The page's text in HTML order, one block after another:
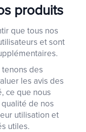
produits
que tous nos
et sont
des
les avis des
ce que nous
de nos
utilisation et
utiles.